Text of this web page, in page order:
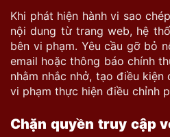
Khi phát hiện hành vi sao
nội dung từ trang web, hệ
bên vi phạm. Yêu cầu gỡ bỏ
email hoặc thông báo chính
nhằm nhắc nhở, tạo điều
vi phạm thực hiện điều chỉnh
Chặn quyền truy cập